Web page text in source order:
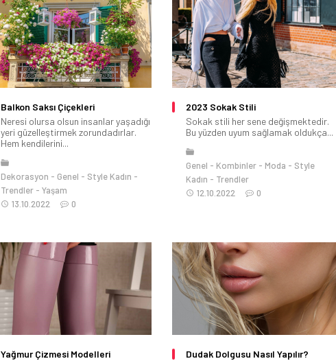
Balkon Saksı Çiçekleri
Neresi olursa olsun insanlar yaşadığı
yeri güzelleştirmek zorundadırlar.
Hem kendilerini...
Dekorasyon Genel
Style Kadın
Trendler
Yaşam
13.10.2022
0
2023 Sokak Stili
Sokak stili her sene değişmektedir.
Bu yüzden uyum sağlamak oldukça...
Genel Kombinler Moda
Style
Kadın
Trendler
12.10.2022
0
Yağmur Çizmesi Modelleri
Dudak Dolgusu Nasıl Yapılır?